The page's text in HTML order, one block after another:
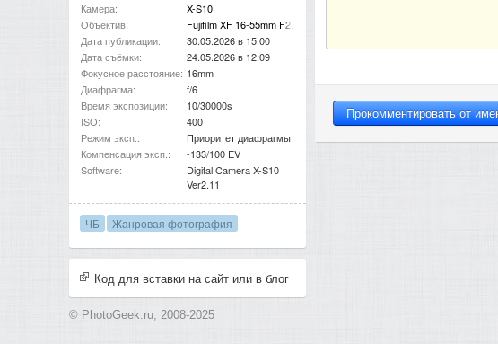
Камера:
X-S10
Объектив:
Fujifilm XF 16-55mm F2.8 R LM WR
Дата публикации:
30.05.2026 в 15:00
Дата съёмки:
24.05.2026 в 12:09
Фокусное расстояние: 16mm
Диафрагма:
f/6
Время экспозиции:
10/30000s
ISO:
400
Режим эксп.:
Приоритет диафрагмы
Компенсация эксп.:
-133/100 EV
Software:
Digital Camera X-S10
Ver2.11
ЧБ Жанровая фотография
Код для вставки на сайт или в блог
© PhotoGeek.ru, 2008-2025